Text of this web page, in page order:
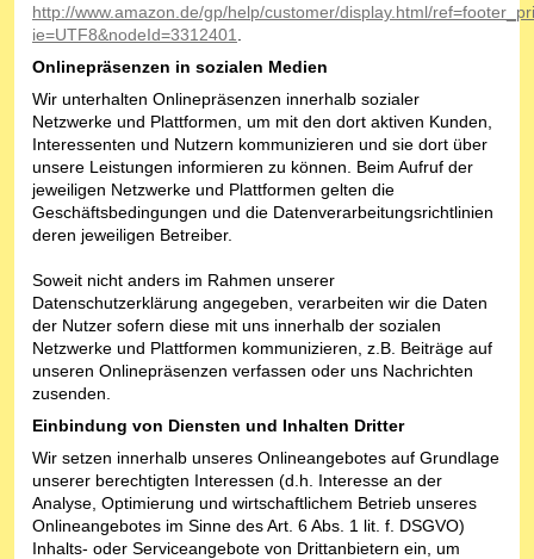
http://www.amazon.de/gp/help/customer/display.html/
ie=UTF8&nodeId=3312401
Onlinepräsenzen in sozialen Medien
Wir unterhalten Onlinepräsenzen innerhalb sozialer
Netzwerke und Plattformen, um mit den dort aktiven Kunden,
Interessenten und Nutzern kommunizieren und sie dort über
unsere Leistungen informieren zu können. Beim Aufruf der
jeweiligen Netzwerke und Plattformen gelten die
Geschäftsbedingungen und die Datenverarbeitungsrichtlinien
deren jeweiligen Betreiber.
Soweit nicht anders im Rahmen unserer
Datenschutzerklärung angegeben, verarbeiten wir die Daten
der Nutzer sofern diese mit uns innerhalb der sozialen
Netzwerke und Plattformen kommunizieren, z.B. Beiträge auf
unseren Onlinepräsenzen verfassen oder uns Nachrichten
zusenden.
Einbindung von Diensten und Inhalten Dritter
Wir setzen innerhalb unseres Onlineangebotes auf Grundlage
unserer berechtigten Interessen (d.h. Interesse an der
Analyse, Optimierung und wirtschaftlichem Betrieb unseres
Onlineangebotes im Sinne des Art. 6 Abs. 1 lit. f. DSGVO)
Inhalts- oder Serviceangebote von Drittanbietern ein, um